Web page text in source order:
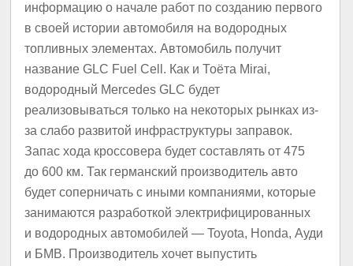
информацию о начале работ по созданию первого
в своей истории автомобиля на водородных
топливных элементах. Автомобиль получит
название GLC Fuel Cell. Как и Тоёта Mirai,
водородный Mercedes GLC будет
реализовываться только на некоторых рынках из-
за слабо развитой инфраструктуры заправок.
Запас хода кроссовера будет составлять от 475
до 600 км. Так германский производитель авто
будет соперничать с иными компаниями, которые
занимаются разработкой электрифицированных
и водородных автомобилей — Toyota, Honda, Ауди
и БМВ. Производитель хочет выпустить